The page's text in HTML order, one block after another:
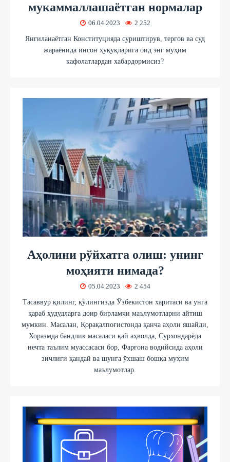
мукаммаллашаётган нормалар
06.04.2023 2 252
Янгиланаётган Конституцияда суриштирув, тергов ва суд
жараёнида инсон ҳуқуқларига оид энг муҳим
кафолатлардан хабардормисиз?
Аҳолини рўйхатга олиш: унинг
моҳияти нимада?
05.04.2023 2 454
Тасаввур қилинг, қўлингизда Ўзбекистон харитаси ва унга
қараб ҳудудларга доир бирламчи маълумотларни айтиш
мумкин. Масалан, Қорақалпоғистонда қанча аҳоли яшайди,
Хоразмда бандлик масаласи қай аҳволда, Сурхондарёда
нечта таълим муассасаси бор, Фарғона водийсида аҳоли
зичлиги қандай ва шунга ўхшаш бошқа муҳим
маълумотлар.